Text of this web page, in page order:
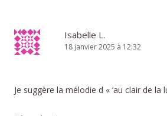
Isabelle L.
18 janvier 2025 à 12:32
Je suggère la mélodie d « ‘au clair de la